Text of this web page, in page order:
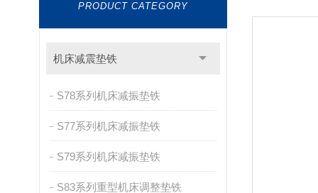
PRODUCT CATEGORY
机床减震垫铁
S78系列机床减振垫铁
S77系列机床减振垫铁
S79系列机床减振垫铁
S83系列重型机床调整垫铁